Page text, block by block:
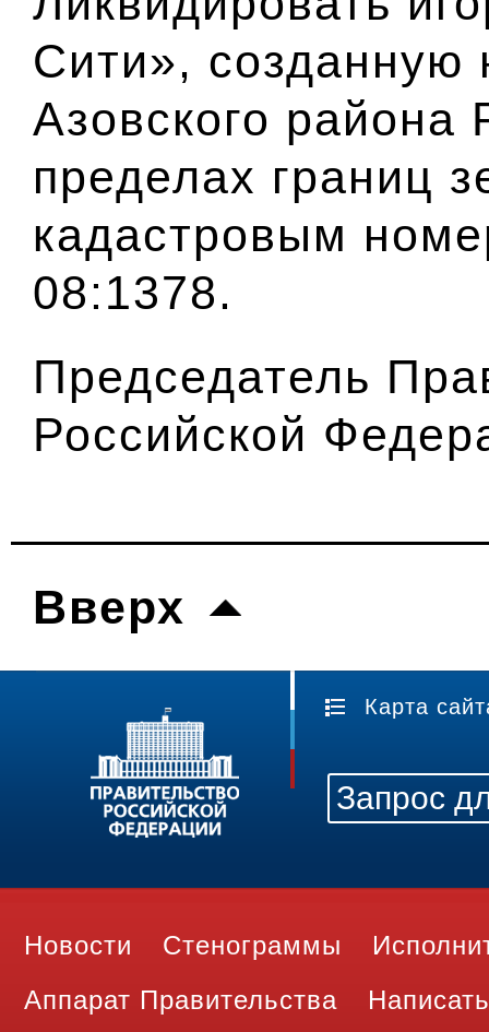
Сити», созданную
Азовского района
пределах границ
кадастровым
08:1378.
Председатель
Российской
Вверх
Карта
Новости Стенограммы
Аппарат Правительства